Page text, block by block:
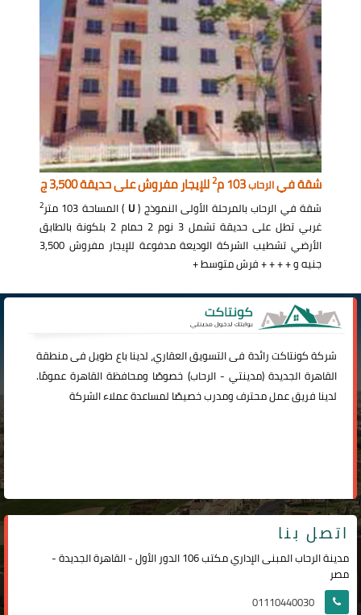
شقة فيالرحاب 2للإيجار مفروش على حديقة 3,500 ج
شقة في الرحاب بالمرحلة الأولى النموذج (U ) المساحة 103 متر 2
غربي تطل على حديقة تشمل 3 نوم 2 حمام 2 بلكونة بالطابق
الأرضي تشطيب الشركة الوديعة مدفوعة للإيجار مفروش 3,500
جنيه و + + + + فرش متوسط +
شركةكونتاكترائدة فى التسويق العقاري، لدينا باع طويل فى منطقة
القاهرة الجديدة (مدينتي -الرحاب) خصوصًا ومحافظة القاهرة عمومًا.
لدينا فريق عمل محترف ومدرب خصيصًا لمساعدة عملاء الشركة
اتصل بنا
مدينة الرحاب المبنى الإداري مكتب 106 الدور الأول - القاهرة الجديدة -
مصر
01110440030